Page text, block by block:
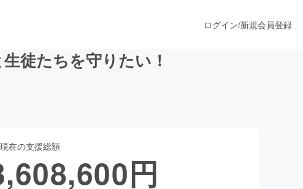
ス
ファッション
ログイン/新規会員登録
徒たちを守りたい！
現在の支援総額
円